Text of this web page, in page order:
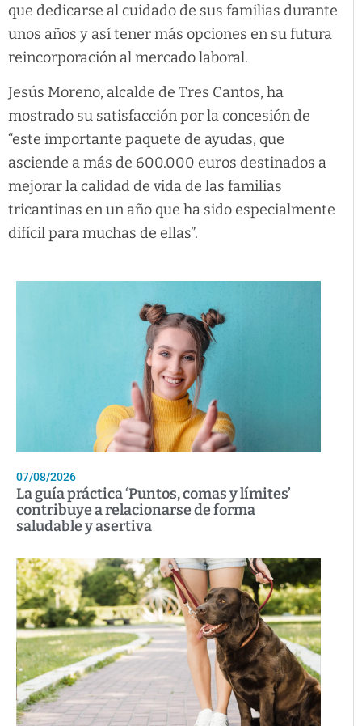
que dedicarse al cuidado de sus familias durante
unos años y así tener más opciones en su futura
reincorporación al mercado laboral.
Jesús Moreno, alcalde de Tres Cantos, ha
mostrado su satisfacción por la concesión de
“este importante paquete de ayudas, que
asciende a más de 600.000 euros destinados a
mejorar la calidad de vida de las familias
tricantinas en un año que ha sido especialmente
difícil para muchas de ellas”.
07/08/2026
La guía práctica ‘Puntos, comas y límites’
contribuye a relacionarse de forma
saludable y asertiva